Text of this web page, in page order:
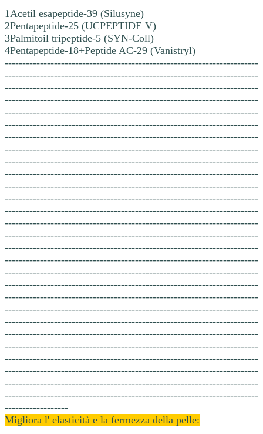
1Acetil esapeptide-39 (Silusyne)
2Pentapeptide-25 (UCPEPTIDE V)
3Palmitoil tripeptide-5 (SYN-Coll)
4Pentapeptide-18+Peptide AC-29 (Vanistryl)
------------------------------------------------------------------------
------------------------------------------------------------------------
------------------------------------------------------------------------
------------------------------------------------------------------------
------------------------------------------------------------------------
------------------------------------------------------------------------
------------------------------------------------------------------------
------------------------------------------------------------------------
------------------------------------------------------------------------
------------------------------------------------------------------------
------------------------------------------------------------------------
------------------------------------------------------------------------
------------------------------------------------------------------------
------------------------------------------------------------------------
------------------------------------------------------------------------
------------------------------------------------------------------------
------------------------------------------------------------------------
------------------------------------------------------------------------
------------------------------------------------------------------------
------------------------------------------------------------------------
------------------------------------------------------------------------
------------------------------------------------------------------------
------------------------------------------------------------------------
------------------------------------------------------------------------
------------------------------------------------------------------------
------------------------------------------------------------------------
------------------------------------------------------------------------
------------------------------------------------------------------------
------------------
Migliora l' elasticità e la fermezza della pelle: